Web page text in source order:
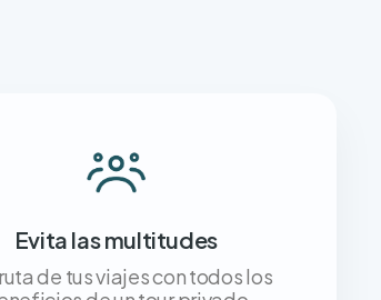
Evita las multitudes
de tus viajes con todos los